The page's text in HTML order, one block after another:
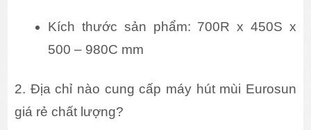
Kích thước sản phẩm: 700R x 450S x
500 – 980C mm
2. Địa chỉ nào cung cấp máy hút mùi Eurosun
giá rẻ chất lượng?